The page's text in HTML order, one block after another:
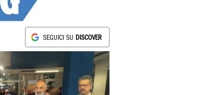
SEGUICI SU DISCOVER